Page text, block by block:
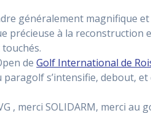
généralement magnifique
précieuse à la reconstruction
deGolf International de
s’intensifie, debout, et
, merci SOLIDARM, merci au